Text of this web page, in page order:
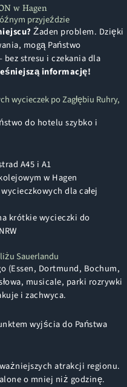
w Hagen
przyjeździe
Żaden problem. Dzięki
mogą Państwo
stresu i czekania dla
informację!
wycieczek po Zagłębiu Ruhry,
do hotelu szybko i
A45 i A1
w Hagen
dla całej
krótkie wycieczki do
Sauerlandu
(Essen, Dortmund, Bochum,
musicale, parki rozrywki
i zachwyca.
wyjścia do Państwa
atrakcji regionu.
o mniej niż godzinę.